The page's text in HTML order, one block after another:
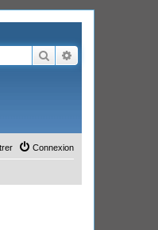
Rechercher
Connexion